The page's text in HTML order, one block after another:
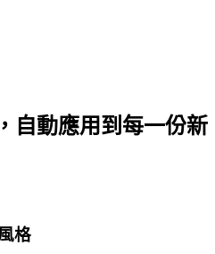
自動應用到每一份新
格